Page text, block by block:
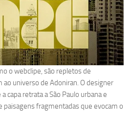
o webclipe, são repletos de
universo de Adoniran. O designer
capa retrata a São Paulo urbana e
paisagens fragmentadas que evocam o